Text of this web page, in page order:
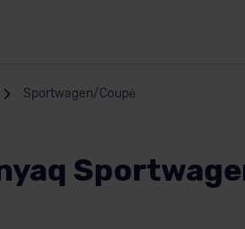
Sportwagen/Coupé